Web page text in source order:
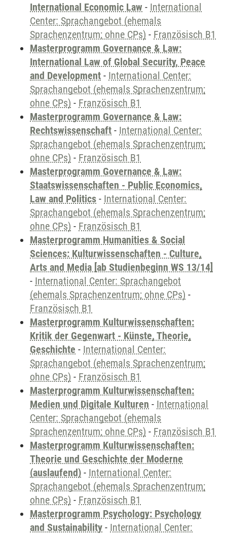
International Economic Law - International
Center: Sprachangebot (ehemals
Sprachenzentrum; ohne CPs) - Französisch B1
Masterprogramm Governance & Law:
International Law of Global Security, Peace
and Development - International Center:
Sprachangebot (ehemals Sprachenzentrum;
ohne CPs) - Französisch B1
Masterprogramm Governance & Law:
Rechtswissenschaft - International Center:
Sprachangebot (ehemals Sprachenzentrum;
ohne CPs) - Französisch B1
Masterprogramm Governance & Law:
Staatswissenschaften - Public Economics,
Law and Politics - International Center:
Sprachangebot (ehemals Sprachenzentrum;
ohne CPs) - Französisch B1
Masterprogramm Humanities & Social
Sciences: Kulturwissenschaften - Culture,
Arts and Media [ab Studienbeginn WS 13/14]
- International Center: Sprachangebot
(ehemals Sprachenzentrum; ohne CPs) -
Französisch B1
Masterprogramm Kulturwissenschaften:
Kritik der Gegenwart - Künste, Theorie,
Geschichte - International Center:
Sprachangebot (ehemals Sprachenzentrum;
ohne CPs) - Französisch B1
Masterprogramm Kulturwissenschaften:
Medien und Digitale Kulturen - International
Center: Sprachangebot (ehemals
Sprachenzentrum; ohne CPs) - Französisch B1
Masterprogramm Kulturwissenschaften:
Theorie und Geschichte der Moderne
(auslaufend) - International Center:
Sprachangebot (ehemals Sprachenzentrum;
ohne CPs) - Französisch B1
Masterprogramm Psychology: Psychology
and Sustainability - International Center: